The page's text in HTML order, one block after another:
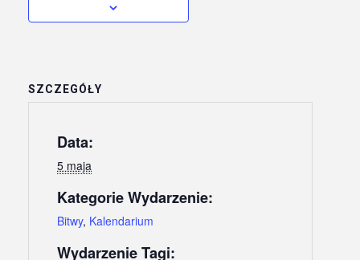
SZCZEGÓŁY
Data:
5 maja
Kategorie Wydarzenie:
Bitwy, Kalendarium
Wydarzenie Tagi: